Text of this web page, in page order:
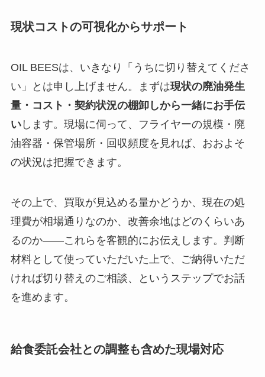
現状コストの可視化からサポート
OIL BEESは、いきなり「うちに切り替えてくださ
い」とは申し上げません。まずは現状の廃油発生
量・コスト・契約状況の棚卸しから一緒にお手伝
いします。現場に伺って、フライヤーの規模・廃
油容器・保管場所・回収頻度を見れば、おおよそ
の状況は把握できます。
その上で、買取が見込める量かどうか、現在の処
理費が相場通りなのか、改善余地はどのくらいあ
るのか——これらを客観的にお伝えします。判断
材料として使っていただいた上で、ご納得いただ
ければ切り替えのご相談、というステップでお話
を進めます。
給食委託会社との調整も含めた現場対応